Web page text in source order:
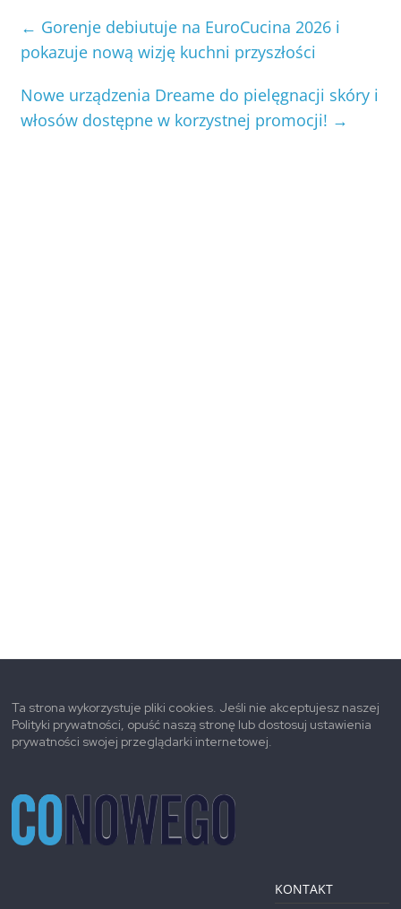
← Gorenje debiutuje na EuroCucina 2026 i
pokazuje nową wizję kuchni przyszłości
Nowe urządzenia Dreame do pielęgnacji skóry i
włosów dostępne w korzystnej promocji! →
Ta strona wykorzystuje pliki cookies. Jeśli nie akceptujesz naszej
Polityki prywatności, opuść naszą stronę lub dostosuj ustawienia
prywatności swojej przeglądarki internetowej.
KONTAKT